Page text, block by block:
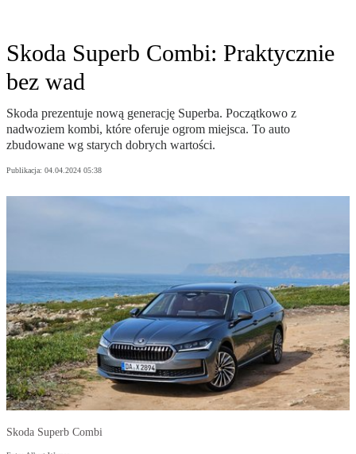
Skoda Superb Combi: Praktycznie
bez wad
Skoda prezentuje nową generację Superba. Początkowo z
nadwoziem kombi, które oferuje ogrom miejsca. To auto
zbudowane wg starych dobrych wartości.
Publikacja: 04.04.2024 05:38
Skoda Superb Combi